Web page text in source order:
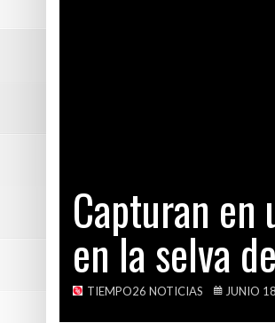
Capturan en
en la selva
TIEMPO26 NOTICIAS JUNIO